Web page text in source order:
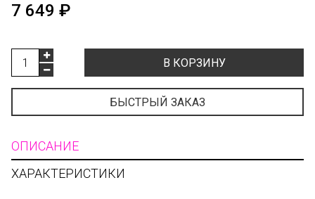
7 649 ₽
В КОРЗИНУ
БЫСТРЫЙ ЗАКАЗ
ОПИСАНИЕ
ХАРАКТЕРИСТИКИ